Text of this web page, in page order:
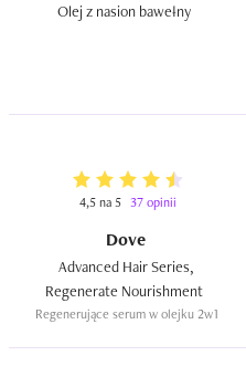
4,5 na 5 37 opinii
Dove
Advanced Hair Series,
Regenerujące serum w olejku 2w1